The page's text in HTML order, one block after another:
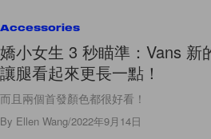
Accessories
嬌小女生 3 秒瞄準：Vans 新
讓腿看起來更長一點！
而且兩個首發顏色都很好看！
By Ellen Wang/2022年9月14日